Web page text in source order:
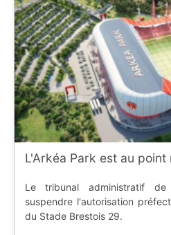
L'Arkéa Park est au point
Le tribunal administratif
suspendre l'autorisation
du Stade Brestois 29.